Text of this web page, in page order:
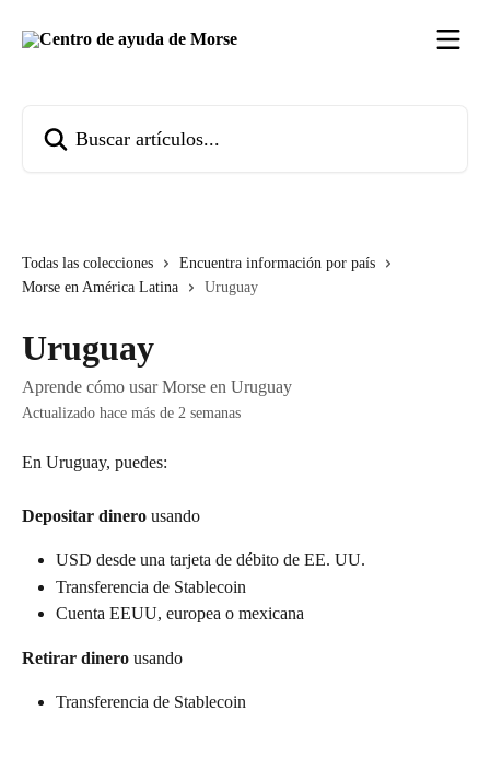
Todas las colecciones
Encuentra información por país
Morse en América Latina
Uruguay
Uruguay
Aprende cómo usar Morse en Uruguay
Actualizado hace más de 2 semanas
En Uruguay, puedes:
Depositar dinero usando
USD desde una tarjeta de débito de EE. UU.
Transferencia de Stablecoin
Cuenta EEUU, europea o mexicana
Retirar dinero usando
Transferencia de Stablecoin